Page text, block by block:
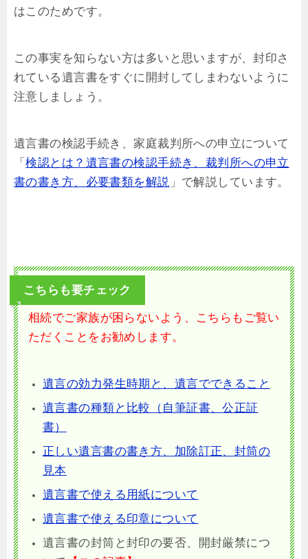
はこのためです。
この事実を知らない方は多いと思いますが、封印さ
れている遺言書をすぐに開封してしまわないように
注意しましょう。
遺言書の検認手続き、家庭裁判所への申立について
「検認とは？遺言書の検認手続き、裁判所への申立
書の書き方、必要書類を解説 」で解説しています。
こちらも要チェック
相続でご家族が困らないよう、こちらもご覧い
ただくことをお勧めします。
遺言の効力発生時期と、遺言でできること
遺言書の種類と比較（自筆証書、公正証
書）
正しい遺言書の書き方、加除訂正、封筒の
見本
遺言書で使える用紙について
遺言書で使える印章について
遺言書の封筒と封印の要否、開封厳禁につ